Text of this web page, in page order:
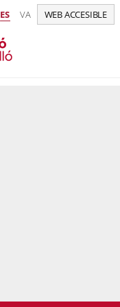
ES VA WEB ACCESIBLE